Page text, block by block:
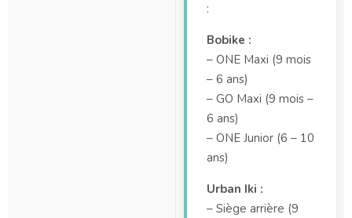
:
Bobike :
– ONE Maxi (9 mois
– 6 ans)
– GO Maxi (9 mois –
6 ans)
– ONE Junior (6 – 10
ans)
Urban Iki :
– Siège arrière (9